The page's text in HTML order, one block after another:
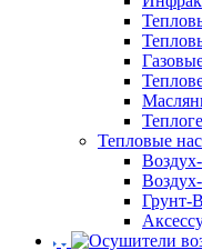
Тепловые
Грунт-